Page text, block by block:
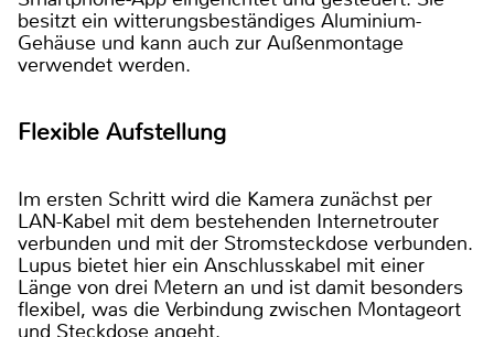
besitzt ein witterungsbeständiges Aluminium-
Gehäuse und kann auch zur Außenmontage
verwendet werden.
Flexible Aufstellung
Im ersten Schritt wird die Kamera zunächst per
LAN-Kabel mit dem bestehenden Internetrouter
verbunden und mit der Stromsteckdose verbunden.
Lupus bietet hier ein Anschlusskabel mit einer
Länge von drei Metern an und ist damit besonders
flexibel, was die Verbindung zwischen Montageort
und Steckdose angeht.